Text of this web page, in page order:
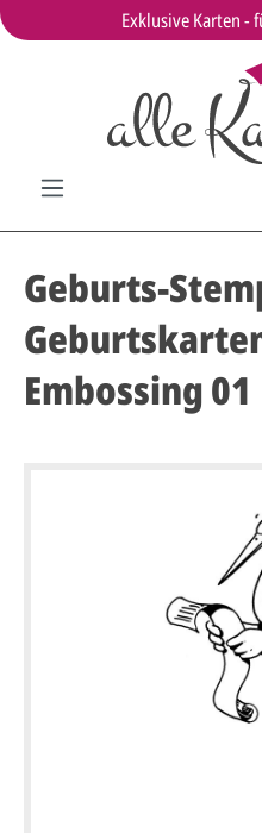
Exklusive Karten -
Geburts-
Embossing 01